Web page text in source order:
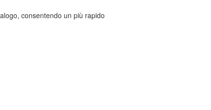
consentendo un più rapido